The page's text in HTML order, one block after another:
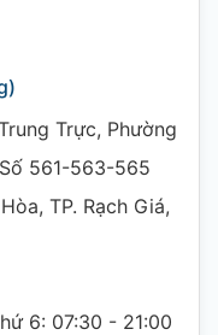
Trực, Phường
561-563-565
TP. Rạch Giá,
6: 07:30 - 21:00